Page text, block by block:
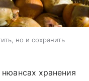
но и сохранить
хранения